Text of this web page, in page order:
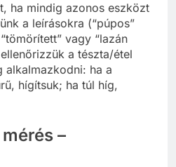
ha mindig azonos eszközt
a leírásokra (“púpos”
vagy “lazán
a tészta/étel
alkalmazkodni: ha a
hígítsuk; ha túl híg,
–